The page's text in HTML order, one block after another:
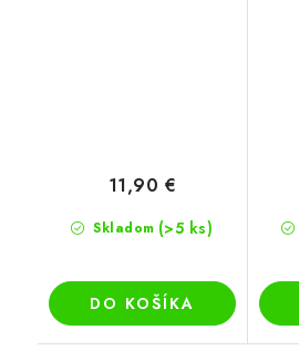
Skladom (>5 ks)
11,90 €
DO KOŠÍKA